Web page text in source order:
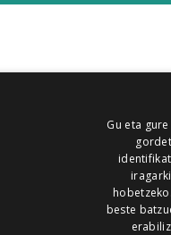
Gu eta
hobetzeko.
beste